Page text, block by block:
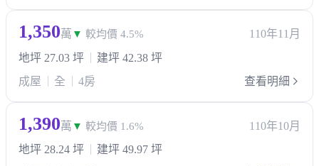
1,350萬 ▼ 較均價 4.5%
110年11月
地坪 27.03 坪
建坪 42.38 坪
成屋
全 4房 查看明細
1,390萬 ▼ 較均價 1.6%
110年10月
地坪 28.24 坪
建坪 49.97 坪